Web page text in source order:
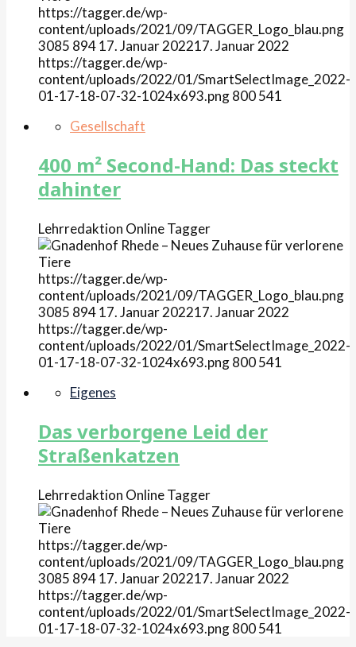
https://tagger.de/wp-
content/uploads/2021/09/TAGGER_Logo_blau.png
3085 89417. Januar 202217. Januar 2022
https://tagger.de/wp-
content/uploads/2022/01/SmartSelectImage_2022-
01-17-18-07-32-1024x693.png800541
Gesellschaft
400 m² Second-Hand: Das steckt
dahinter
Lehrredaktion OnlineTagger
https://tagger.de/wp-
content/uploads/2021/09/TAGGER_Logo_blau.png
3085 89417. Januar 202217. Januar 2022
https://tagger.de/wp-
content/uploads/2022/01/SmartSelectImage_2022-
01-17-18-07-32-1024x693.png800541
Eigenes
Das verborgene Leid der
Straßenkatzen
Lehrredaktion OnlineTagger
https://tagger.de/wp-
content/uploads/2021/09/TAGGER_Logo_blau.png
3085 89417. Januar 202217. Januar 2022
https://tagger.de/wp-
content/uploads/2022/01/SmartSelectImage_2022-
01-17-18-07-32-1024x693.png800541